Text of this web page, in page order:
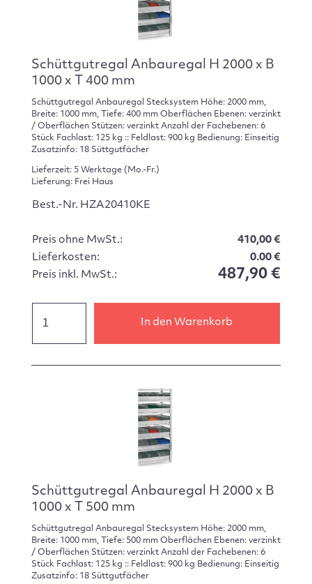
Schüttgutregal Anbauregal H 2000 x B
1000 x T 400 mm
Schüttgutregal Anbauregal Stecksystem Höhe: 2000 mm,
Breite: 1000 mm, Tiefe: 400 mm Oberflächen Ebenen: verzinkt
/ Oberflächen Stützen: verzinkt Anzahl der Fachebenen: 6
Stück Fachlast: 125 kg :: Feldlast: 900 kg Bedienung: Einseitig
Zusatzinfo: 18 Süttgutfächer
Lieferzeit: 5 Werktage (Mo.-Fr.)
Lieferung: Frei Haus
Best.-Nr. HZA20410KE
Preis ohne MwSt.:
410,00 €
Lieferkosten:
0.00 €
Preis inkl. MwSt.:
487,90 €
In den Warenkorb
Schüttgutregal Anbauregal H 2000 x B
1000 x T 500 mm
Schüttgutregal Anbauregal Stecksystem Höhe: 2000 mm,
Breite: 1000 mm, Tiefe: 500 mm Oberflächen Ebenen: verzinkt
/ Oberflächen Stützen: verzinkt Anzahl der Fachebenen: 6
Stück Fachlast: 125 kg :: Feldlast: 900 kg Bedienung: Einseitig
Zusatzinfo: 18 Süttgutfächer